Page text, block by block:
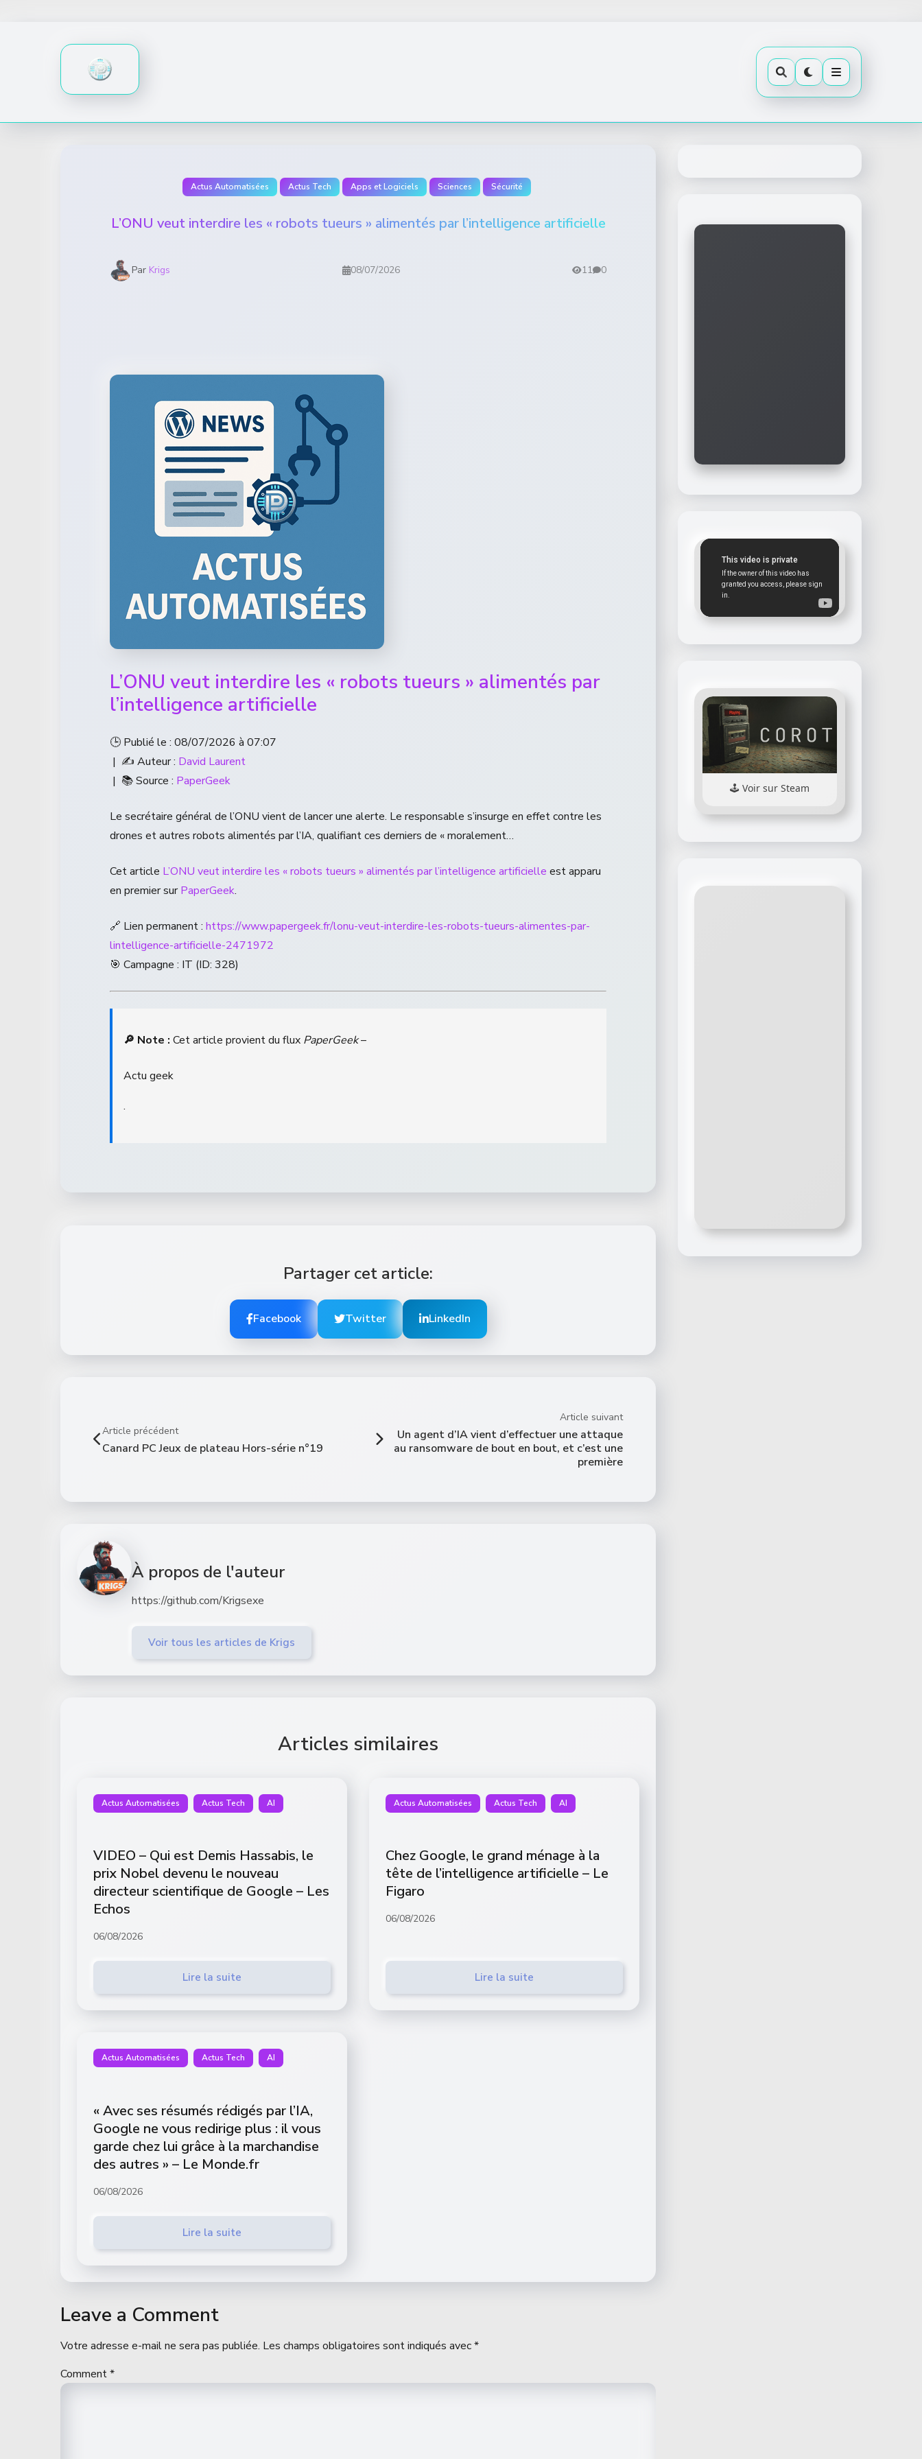
Actus Automatisées Actus Tech Apps et Logiciels Sciences Sécurité
L’ONU veut interdire les « robots tueurs » alimentés par l’intelligence artificielle
Par Krigs 08/07/2026 11 0
L’ONU veut interdire les « robots tueurs » alimentés par
l’intelligence artificielle
🕒 Publié le : 08/07/2026 à 07:07
| ✍️ Auteur : David Laurent
| 📚 Source : PaperGeek
Le secrétaire général de l’ONU vient de lancer une alerte. Le responsable s’insurge en effet contre les
drones et autres robots alimentés par l’IA, qualifiant ces derniers de « moralement…
Cet article L’ONU veut interdire les « robots tueurs » alimentés par l’intelligence artificielle est apparu
en premier surPaperGeek.
🔗 Lien permanent : https://www.papergeek.fr/lonu-veut-interdire-les-robots-tueurs-alimentes-par-
lintelligence-artificielle-2471972
🎯 Campagne : IT (ID: 328)
🔎 Note : Cet article provient du flux PaperGeek–
Actu geek
.
Partager cet article:
Facebook Twitter LinkedIn
Article précédent
Canard PC Jeux de plateau Hors-série n°19
Article suivant
Un agent d’IA vient d’effectuer une attaque
au ransomware de bout en bout, et c’est une
première
À propos de l'auteur
https://github.com/Krigsexe
Voir tous les articles de Krigs
Articles similaires
Actus Automatisées Actus Tech AI
VIDEO – Qui est Demis Hassabis, le
prix Nobel devenu le nouveau
directeur scientifique de Google – Les
Echos
06/08/2026
Lire la suite
Actus Automatisées Actus Tech AI
Chez Google, le grand ménage à la
tête de l’intelligence artificielle – Le
Figaro
06/08/2026
Lire la suite
Actus Automatisées Actus Tech AI
« Avec ses résumés rédigés par l’IA,
Google ne vous redirige plus : il vous
garde chez lui grâce à la marchandise
des autres » – Le Monde.fr
06/08/2026
Lire la suite
Leave a Comment
Votre adresse e-mail ne sera pas publiée. Les champs obligatoires sont indiqués avec*
Comment*
Voir sur Steam